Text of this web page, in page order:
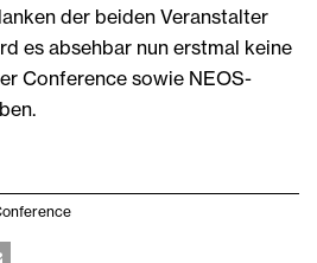
der beiden Veranstalter
es absehbar nun erstmal keine
Conference sowie NEOS-